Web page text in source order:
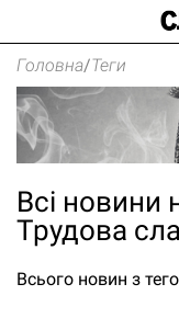
Головна/Теги
Всі новини
Трудова
Всього новин з